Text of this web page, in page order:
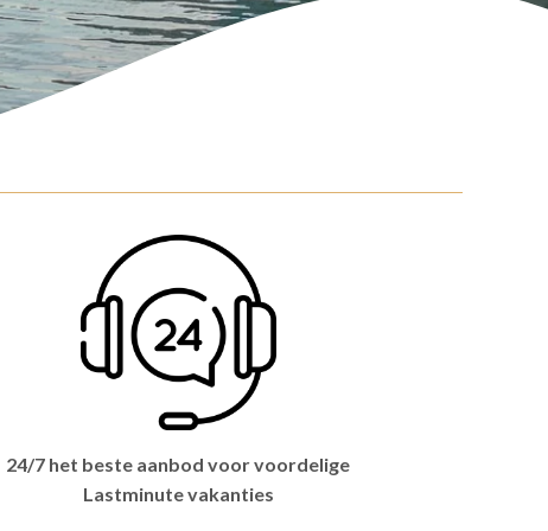
24/7 het beste aanbod voor voordelige
Lastminute vakanties